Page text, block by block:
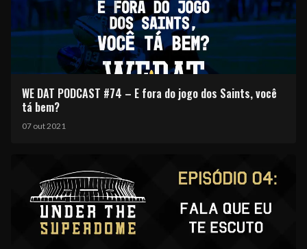
WE DAT PODCAST #74 – E fora do jogo dos Saints, você
tá bem?
07 out 2021